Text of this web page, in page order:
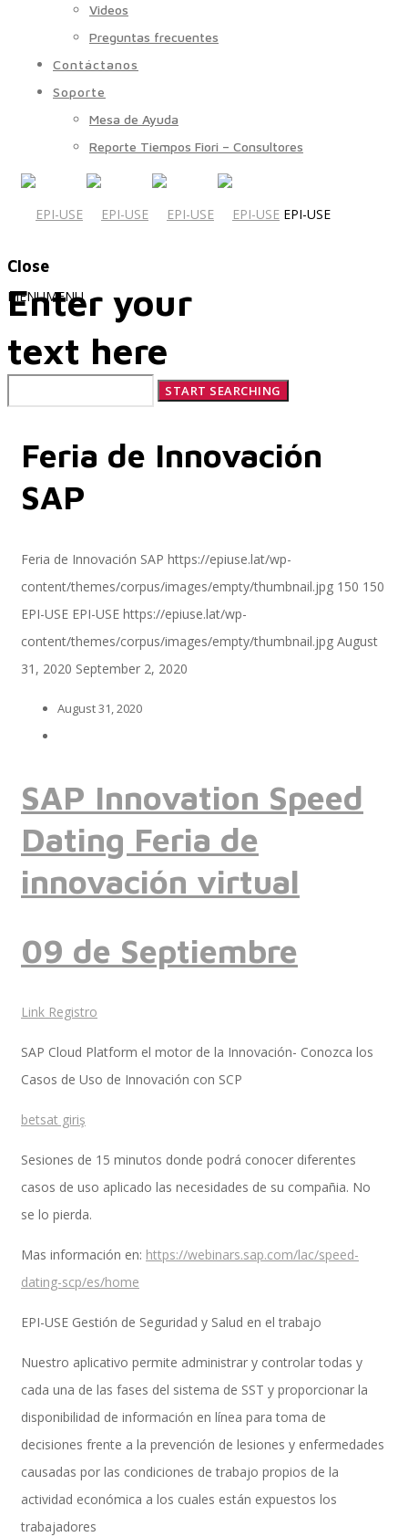
Videos
Preguntas frecuentes
Contáctanos
Soporte
Mesa de Ayuda
Reporte Tiempos Fiori – Consultores
EPI-USE
MENUMENU
Servicios
Servicios y productos cloud
SAP S/4 HANA
Assessment SAP S/4HANA
Implementación SAP SuccessFactors
Implementación Nómina Cloud Sap
SAP SuccessFactors Employee Central
Close
Enter your
text here
Feria de Innovación
SAP
Feria de Innovación SAP https://epiuse.lat/wp-
content/themes/corpus/images/empty/thumbnail.jpg 150 150
EPI-USE EPI-USE https://epiuse.lat/wp-
content/themes/corpus/images/empty/thumbnail.jpg August
31, 2020 September 2, 2020
August 31, 2020
SAP Innovation Speed
Dating Feria de
innovación virtual
09 de Septiembre
Link Registro
SAP Cloud Platform el motor de la Innovación- Conozca los
Casos de Uso de Innovación con SCP
betsat giriş
Sesiones de 15 minutos donde podrá conocer diferentes
casos de uso aplicado las necesidades de su compañia. No
se lo pierda.
Mas información en: https://webinars.sap.com/lac/speed-
dating-scp/es/home
EPI-USE Gestión de Seguridad y Salud en el trabajo
Nuestro aplicativo permite administrar y controlar todas y
cada una de las fases del sistema de SST y proporcionar la
disponibilidad de información en línea para toma de
decisiones frente a la prevención de lesiones y enfermedades
causadas por las condiciones de trabajo propios de la
actividad económica a los cuales están expuestos los
trabajadores